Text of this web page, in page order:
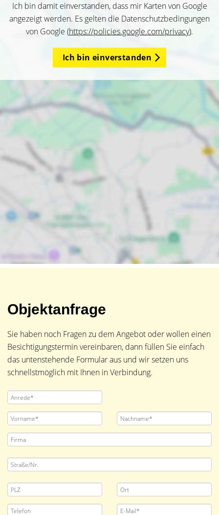
Ich bin damit einverstanden, dass mir Karten von Google
angezeigt werden. Es gelten die Datenschutzbedingungen
von Google (https://policies.google.com/privacy).
Ich bin einverstanden
Objektanfrage
Sie haben noch Fragen zu dem Angebot oder wollen einen
Besichtigungstermin vereinbaren, dann füllen Sie einfach
das untenstehende Formular aus und wir setzen uns
schnellstmöglich mit Ihnen in Verbindung.